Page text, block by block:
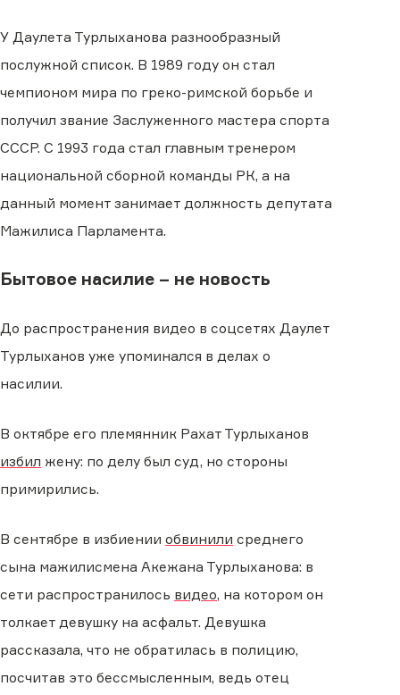
У Даулета Турлыханова разнообразный
послужной список. В 1989 году он стал
чемпионом мира по греко-римской борьбе и
получил звание Заслуженного мастера спорта
СССР. С 1993 года стал главным тренером
национальной сборной команды РК, а на
данный момент занимает должность депутата
Мажилиса Парламента.
Бытовое насилие – не новость
До распространения видео в соцсетях Даулет
Турлыханов уже упоминался в делах о
насилии.
В октябре его племянник Рахат Турлыханов
избил жену: по делу был суд, но стороны
примирились.
В сентябре в избиении обвинили среднего
сына мажилисмена Акежана Турлыханова: в
сети распространилось видео, на котором он
толкает девушку на асфальт. Девушка
рассказала, что не обратилась в полицию,
посчитав это бессмысленным, ведь отец